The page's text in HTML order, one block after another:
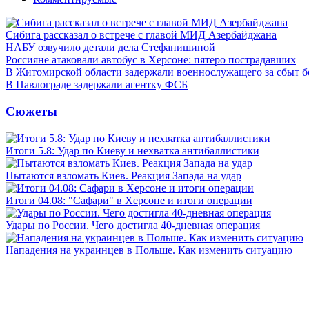
Сибига рассказал о встрече с главой МИД Азербайджана
НАБУ озвучило детали дела Стефанишиной
Россияне атаковали автобус в Херсоне: пятеро пострадавших
В Житомирской области задержали военнослужащего за сбыт
В Павлограде задержали агентку ФСБ
Сюжеты
Итоги 5.8: Удар по Киеву и нехватка антибаллистики
Пытаются взломать Киев. Реакция Запада на удар
Итоги 04.08: "Сафари" в Херсоне и итоги операции
Удары по России. Чего достигла 40-дневная операция
Нападения на украинцев в Польше. Как изменить ситуацию